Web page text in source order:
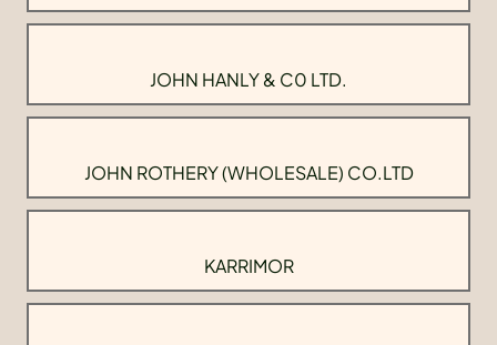
JOHN HANLY & C0 LTD.
JOHN ROTHERY (WHOLESALE) CO.LTD
KARRIMOR